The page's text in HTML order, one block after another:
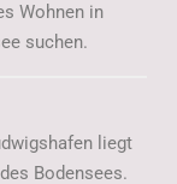
Wohnen in
suchen.
liegt
Bodensees.